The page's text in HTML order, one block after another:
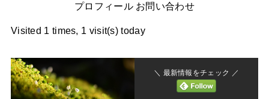
プロフィール お問い合わせ
Visited 1 times, 1 visit(s) today
＼ 最新情報をチェック ／